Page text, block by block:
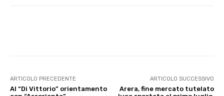
ARTICOLO PRECEDENTE
Al “Di Vittorio” orientamento
ARTICOLO SUCCESSIVO
Arera, fine mercato tutelato